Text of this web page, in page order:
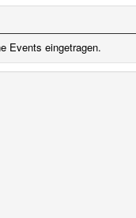
Events eingetragen.